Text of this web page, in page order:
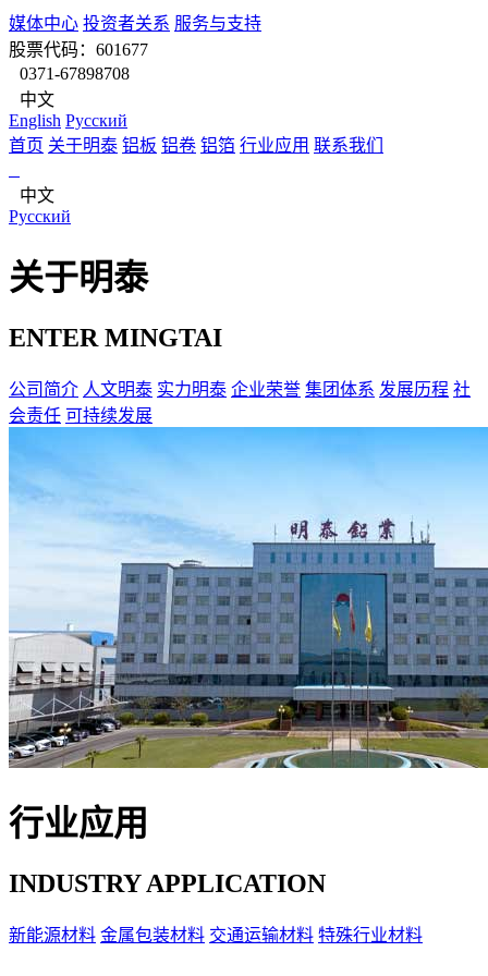
媒体中心 投资者关系 服务与支持
股票代码：601677
0371-67898708
中文
English Pусский
首页 关于明泰 铝板 铝卷 铝箔 行业应用 联系我们
中文
Pусский
关于明泰
ENTER MINGTAI
公司简介 人文明泰 实力明泰 企业荣誉 集团体系 发展历程 社
会责任 可持续发展
行业应用
INDUSTRY APPLICATION
新能源材料 金属包装材料 交通运输材料 特殊行业材料